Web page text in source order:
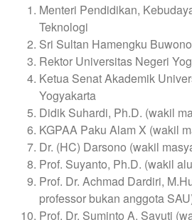
Menteri Pendidikan,
Teknologi
Sri Sultan Hamengku
Rektor Universitas Negeri
Ketua Senat Akademik
Yogyakarta
Didik Suhardi, Ph.D. (wakil
KGPAA Paku Alam X (wakil
Dr. (HC) Darsono (wakil
Prof. Suyanto, Ph.D. (wakil
Prof. Dr. Achmad Dardiri,
professor bukan anggota
Prof. Dr. Suminto A. Sayuti